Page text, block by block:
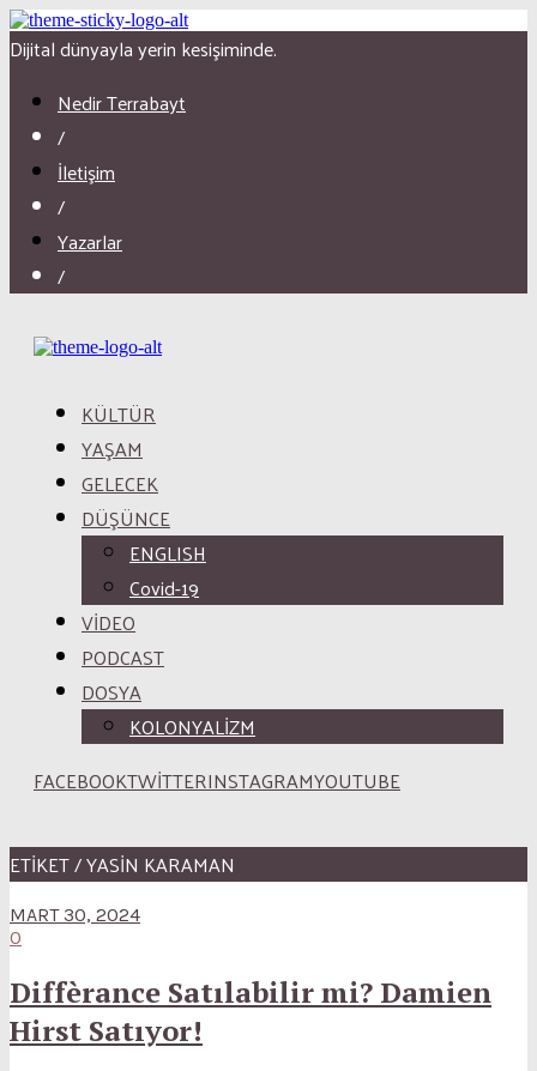
Dijital dünyayla yerin kesişiminde.
Nedir Terrabayt
/
İletişim
/
Yazarlar
/
KÜLTÜR
YAŞAM
GELECEK
DÜŞÜNCE
ENGLISH
Covid-19
VİDEO
PODCAST
DOSYA
KOLONYALİZM
FACEBOOKTWITTERINSTAGRAMYOUTUBE
ETİKET / YASIN KARAMAN
MART 30, 2024
0
Diffèrance Satılabilir mi? Damien
Hirst Satıyor!